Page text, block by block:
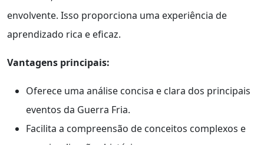
envolvente. Isso proporciona uma experiência de
aprendizado rica e eficaz.
Vantagens principais:
Oferece uma análise concisa e clara dos principais
eventos da Guerra Fria.
Facilita a compreensão de conceitos complexos e